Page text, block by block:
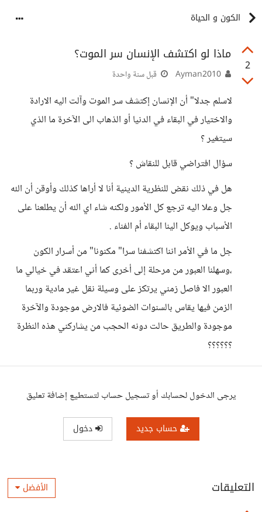
الكون و الحياة
2
ماذا لو اكتشف الإنسان سر الموت؟
قبل سنة واحدة
لاسلم جدلا" أن الإنسان إكتشف سر الموت وآلت اليه الارادة
والاختيار في البقاء في الدنيا أو الذهاب الى الآخرة ما الذي
سيتغير ؟
سؤال افتراضي قابل للنقاش ؟
هل في ذلك نقض للنظرية الدينية أنا لا أراها كذلك وأوقن أن الله
جل وعلا اليه ترجع كل الأمور ولكنه شاء اي الله أن يطلعنا على
الأسباب ويوكل الينا البقاء أم الفناء .
جل ما في الأمر اننا اكتشفنا سرا" مكنونا" من أسرار الكون
،وسهلنا العبور من مرحلة إلى أخرى كما أني اعتقد في خيالي ما
العبور الا فاصل زمني يرتكز على وسيلة نقل غير مادية وربما
الزمن فيها يقاس بالسنوات الضوئية فالارض موجودة والآخرة
موجودة والطريق حالت دونه الحجب من يشاركني هذه النظرة
؟؟؟؟؟؟
يرجى الدخول لحسابك أو تسجيل حساب لتستطيع إضافة تعليق
حساب جديد دخول
التعليقات الأفضل